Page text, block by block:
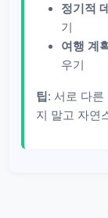
정기적
기
여행 계획
우기
팁 : 서로 다
지 말고 자연